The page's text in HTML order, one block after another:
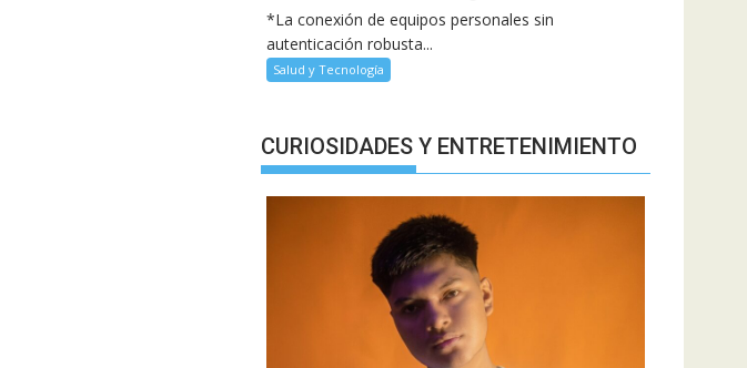
*La conexión de equipos personales sin
autenticación robusta...
Salud y Tecnología
CURIOSIDADES Y ENTRETENIMIENTO